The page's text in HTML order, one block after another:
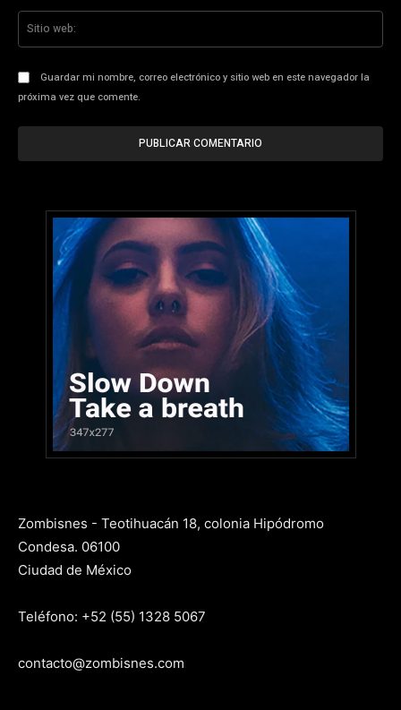
Guardar mi nombre, correo electrónico y sitio web en este navegador la
próxima vez que comente.
Zombisnes - Teotihuacán 18, colonia Hipódromo
Condesa. 06100
Ciudad de México
Teléfono: +52 (55) 1328 5067
contacto@zombisnes.com